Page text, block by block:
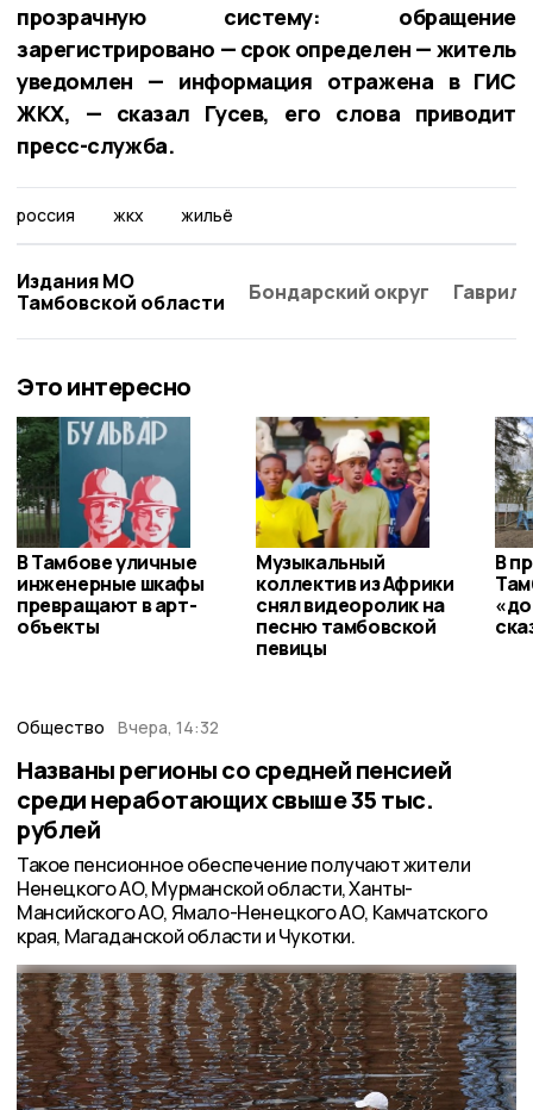
прозрачную систему: обращение
зарегистрировано — срок определен — житель
уведомлен — информация отражена в ГИС
ЖКХ, — сказал Гусев, его слова приводит
пресс-служба.
россия жкх жильё
Издания МО
Тамбовской области
Бондарский округ
Это интересно
В Тамбове уличные
инженерные шкафы
превращают в арт-
объекты
Музыкальный
коллектив из Африки
снял видеоролик на
песню тамбовской
певицы
В
Общество Вчера, 14:32
Названы регионы со средней пенсией
среди неработающих свыше 35 тыс.
рублей
Такое пенсионное обеспечение получают жители
Ненецкого АО, Мурманской области, Ханты-
Мансийского АО, Ямало-Ненецкого АО, Камчатского
края, Магаданской области и Чукотки.